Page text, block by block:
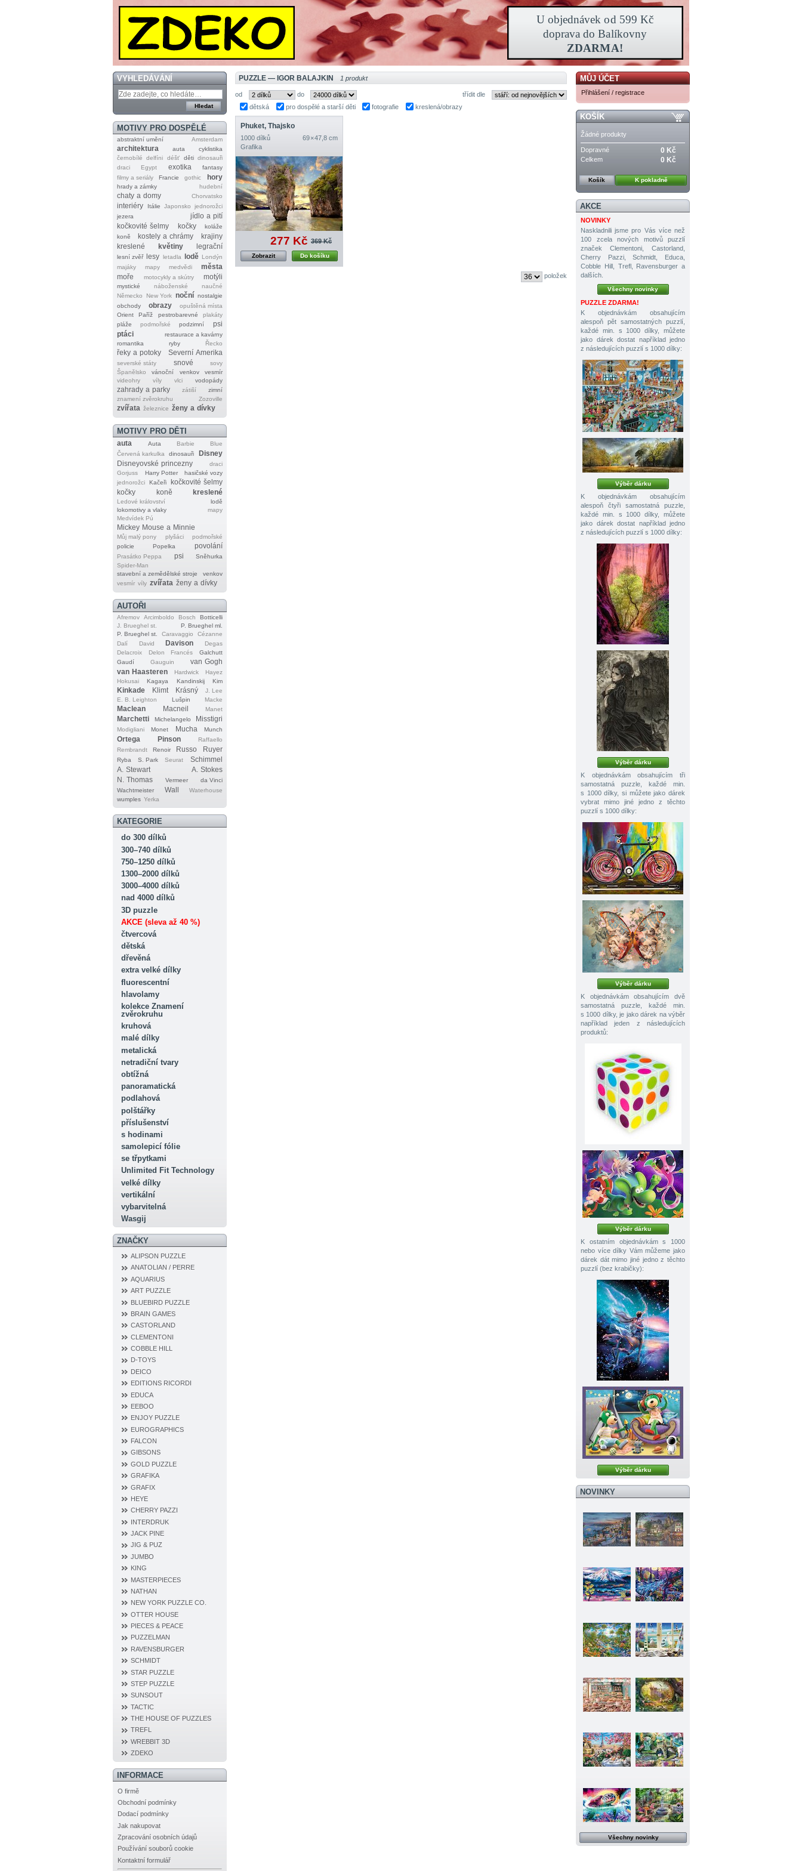
VYHLEDÁVÁNÍ
MOTIVY PRO DOSPĚLÉ
abstraktní umění Amsterdam
architektura auta
cyklistika
černobílé
delfíni déšť děti dinosauři
draci
Egypt exotika
fantasy
filmy a seriály
Francie gothic hory
hrady a zámky hudební
chaty a domy Chorvatsko
interiéry Itálie Japonsko
jednorožci
jezera
jídlo a pití
kočkovité šelmy
kočky
koláže
koně
kostely a chrámy
krajiny
kreslené
květiny legrační
lesní zvěř lesy letadla lodě Londýn
majáky
mapy medvědi
města
moře
motocykly a skútry motýli
mystické náboženské
naučné
Německo
New York noční nostalgie
obchody
obrazy
opuštěná místa
Orient
Paříž pestrobarevné
plakáty
pláže
podmořské podzimní
psi
ptáci
restaurace a kavárny
romantika
ryby Řecko
řeky a potoky Severní Amerika
severské státy snové
sovy
Španělsko
vánoční venkov
vesmír
videohry
víly vlci vodopády
zahrady a parky zátiší
zimní
znamení zvěrokruhu
Zozoville
zvířata železnice ženy a dívky
MOTIVY PRO DĚTI
auta Auta Barbie
Blue
Červená karkulka
dinosauři
Disney
Disneyovské princezny
draci
Gorjuss
Harry Potter
hasičské vozy
jednorožci
Kačeři
kočkovité šelmy
kočky
koně kreslené
Ledové království
lodě
lokomotivy a vlaky
mapy
Medvídek Pú
Mickey Mouse a Minnie
Můj malý pony plyšáci
podmořské
policie
Popelka povolání
Prasátko Peppa psi
Sněhurka
Spider‐Man
stavební a zemědělské stroje
venkov
vesmír víly zvířata ženy a dívky
AUTOŘI
Afremov Arcimboldo Bosch
Botticelli
J. Brueghel st.
P. Brueghel ml.
P. Brueghel st.
Caravaggio
Cézanne
Dalí
David Davison
Degas
Delacroix
Delon Francés
Galchutt
Gaudí
Gauguin
van Gogh
van Haasteren
Hardwick
Hayez
Hokusai
Kagaya Kandinskij Kim
Kinkade Klimt Krásný
J. Lee
E. B. Leighton
Lušpin Macke
Maclean Macneil Manet
Marchetti Michelangelo Misstigri
Modigliani Monet Mucha Munch
Ortega Pinson
Raffaello
Rembrandt
Renoir Russo Ruyer
Ryba S. Park Seurat
Schimmel
A. Stewart
A. Stokes
N. Thomas
Vermeer
da Vinci
Wachtmeister
Wall
Waterhouse
wumples Yerka
KATEGORIE
do 300 dílků
300–740 dílků
750–1250 dílků
1300–2000 dílků
3000–4000 dílků
nad 4000 dílků
3D puzzle
AKCE (sleva až 40 %)
čtvercová
dětská
dřevěná
extra velké dílky
fluorescentní
hlavolamy
kolekce Znamení
zvěrokruhu
kruhová
malé dílky
metalická
netradiční tvary
obtížná
panoramatická
podlahová
polštářky
příslušenství
s hodinami
samolepicí fólie
se třpytkami
Unlimited Fit Technology
velké dílky
vertikální
vybarvitelná
Wasgij
ZNAČKY
ALIPSON PUZZLE
ANATOLIAN / PERRE
AQUARIUS
ART PUZZLE
BLUEBIRD PUZZLE
BRAIN GAMES
CASTORLAND
CLEMENTONI
COBBLE HILL
D‐TOYS
DEICO
EDITIONS RICORDI
EDUCA
EEBOO
ENJOY PUZZLE
EUROGRAPHICS
FALCON
GIBSONS
GOLD PUZZLE
GRAFIKA
GRAFIX
HEYE
CHERRY PAZZI
INTERDRUK
JACK PINE
JIG & PUZ
JUMBO
KING
MASTERPIECES
NATHAN
NEW YORK PUZZLE CO.
OTTER HOUSE
PIECES & PEACE
PUZZELMAN
RAVENSBURGER
SCHMIDT
STAR PUZZLE
STEP PUZZLE
SUNSOUT
TACTIC
THE HOUSE OF PUZZLES
TREFL
WREBBIT 3D
ZDEKO
INFORMACE
O firmě
Obchodní podmínky
Dodací podmínky
Jak nakupovat
Zpracování osobních údajů
Používání souborů cookie
Kontaktní formulář
PUZZLE — IGOR BALAJKIN 1 produkt
od do
třídit dle
dětská
pro dospělé a starší děti fotografie kreslená/obrazy
Phuket, Thajsko
1000 dílků
69 × 47,8 cm
Grafika
277 Kč 369 Kč
Do košíku
Zobrazit
položek
MŮJ ÚČET
Přihlášení / registrace
KOŠÍK
Žádné produkty
Dopravné 0 Kč
Celkem 0 Kč
Košík K pokladně
AKCE
NOVINKY
Naskladnili jsme pro Vás více než
100 zcela nových motivů puzzlí
značek Clementoni, Castorland,
Cherry Pazzi, Schmidt, Educa,
Cobble Hill, Trefl, Ravensburger a
dalších.
Všechny novinky
PUZZLE ZDARMA!
K objednávkám obsahujícím
alespoň pět samostatných puzzlí,
každé min. s 1000 dílky, můžete
jako dárek dostat například jedno
z následujících puzzlí s 1000 dílky:
Výběr dárku
K objednávkám obsahujícím
alespoň čtyři samostatná puzzle,
každé min. s 1000 dílky, můžete
jako dárek dostat například jedno
z následujících puzzlí s 1000 dílky:
Výběr dárku
K objednávkám obsahujícím tři
samostatná puzzle, každé min.
s 1000 dílky, si můžete jako dárek
vybrat mimo jiné jedno z těchto
puzzlí s 1000 dílky:
Výběr dárku
K objednávkám obsahujícím dvě
samostatná puzzle, každé min.
s 1000 dílky, je jako dárek na výběr
například jeden z následujících
produktů:
Výběr dárku
K ostatním objednávkám s 1000
nebo více dílky Vám můžeme jako
dárek dát mimo jiné jedno z těchto
puzzlí (bez krabičky):
Výběr dárku
NOVINKY
Všechny novinky